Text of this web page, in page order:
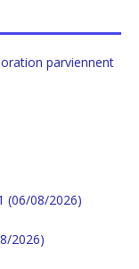
parviennent
(06/08/2026)
2026)